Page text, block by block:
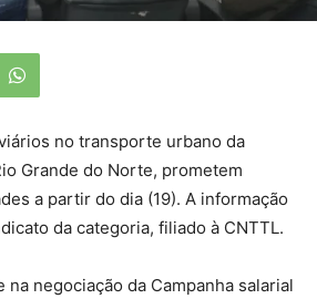
no transporte urbano da
Grande do Norte, prometem
a partir do dia (19). A informação
da categoria, filiado à CNTTL.
na negociação da Campanha salarial